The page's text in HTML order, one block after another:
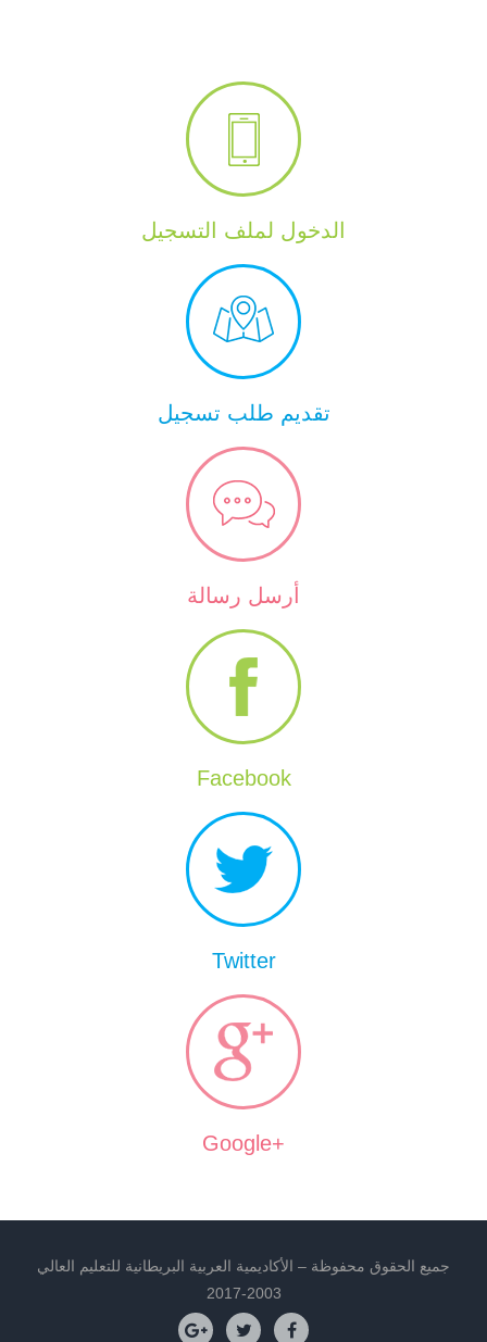
الدخول لملف التسجيل
تقديم طلب تسجيل
أرسل رسالة
Facebook
Twitter
+Google
جميع الحقوق محفوظة – الأكاديمية العربية البريطانية للتعليم العالي
2003-2017